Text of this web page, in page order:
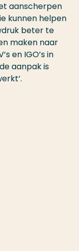
aanscherpen
kunnen helpen
beter te
maken naar
en IGO’s in
aanpak is